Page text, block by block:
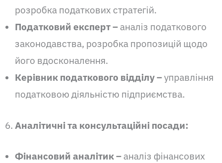
розробка податкових стратегій.
Податковий експерт– аналіз податкового
законодавства, розробка пропозицій щодо
його вдосконалення.
Керівник податкового відділу –управління
податковою діяльністю підприємства.
Аналітичні та консультаційні посади:
Фінансовий аналітик – аналіз фінансових